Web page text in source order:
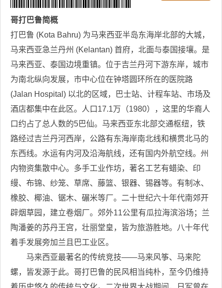
哥打巴鲁简概
打巴鲁 (Kota Bahru) 为马来西亚半岛东海岸北部的大城，
马来西亚急兰丹州 (Kelantan) 首府，北面与泰国接壤。是
马来西亚、泰国边境重镇。位于吉兰丹河下游东岸，城市
为南北纵向发展，市中心位在钟塔圆环所在的医院路
(Jalan Hospital) 以北的区域，巴士站、计程车站、市场及
酒店都集中在此区。人口17.1万（1980），这里的华裔人
口约占了总人数的5巴仙。马来西亚东北部交通枢纽，铁
路经过吉兰丹河西岸，公路有东海岸南北线和横贯北马的
东西线。水运有内河及沿海航线，还有国内外航空线。州
内物资集散中心。多手工业作坊，著名工艺有蜡染、印
缦、布锦、纱笼、草席、藤篮、银器、锡器等。有制冰、
橡胶、椰油、锯木、碾米等厂。二十世纪六十年代南郊开
辟烟草园，建立卷烟厂。郊外11公里有瓜拉海滨浴场；兰
陶潘姜的苏丹王宫，壮丽堂皇，皆为旅游胜地。八十年代
着手发展旁加兰且巴工业区。
马来西亚最著名的传统竞技——马来风筝、马来陀
螺，皆发源于此。哥打巴鲁的民风相当纯朴，至今仍维持